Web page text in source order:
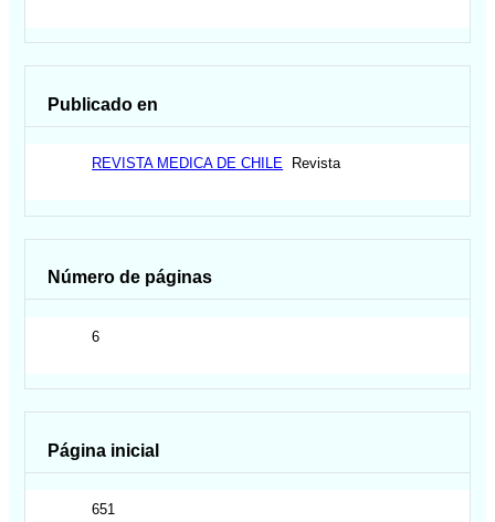
Publicado en
REVISTA MEDICA DE CHILE Revista
Número de páginas
6
Página inicial
651